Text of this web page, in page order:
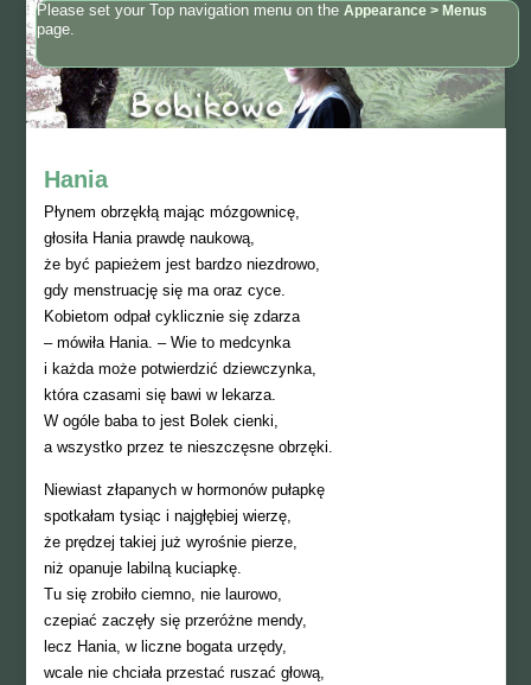
Please set your Top navigation menu on the Appearance > Menus
page.
Hania
Płynem obrzękłą mając mózgownicę,
głosiła Hania prawdę naukową,
że być papieżem jest bardzo niezdrowo,
gdy menstruację się ma oraz cyce.
Kobietom odpał cyklicznie się zdarza
– mówiła Hania. – Wie to medcynka
i każda może potwierdzić dziewczynka,
która czasami się bawi w lekarza.
W ogóle baba to jest Bolek cienki,
a wszystko przez te nieszczęsne obrzęki.
Niewiast złapanych w hormonów pułapkę
spotkałam tysiąc i najgłębiej wierzę,
że prędzej takiej już wyrośnie pierze,
niż opanuje labilną kuciapkę.
Tu się zrobiło ciemno, nie laurowo,
czepiać zaczęły się przeróżne mendy,
lecz Hania, w liczne bogata urzędy,
wcale nie chciała przestać ruszać głową,